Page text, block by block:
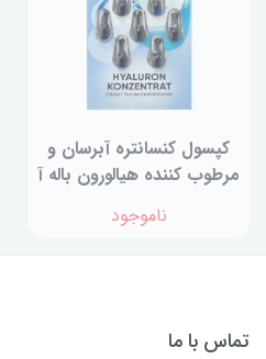
کپسول کنسانتره آبرسان و
مرطوب کننده هیالورون باله آ
ناموجود
تماس با ما